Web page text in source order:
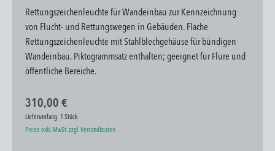
Rettungszeichenleuchte für Wandeinbau zur Kennzeichnung
von Flucht- und Rettungswegen in Gebäuden. Flache
Rettungszeichenleuchte mit Stahlblechgehäuse für bündigen
Wandeinbau. Piktogrammsatz enthalten; geeignet für Flure und
öffentliche Bereiche.
310,00 €
Lieferumfang: 1 Stück
Preise exkl. MwSt. zzgl. Versandkosten